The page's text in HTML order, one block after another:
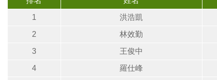
1 洪浩凱
2 林效勤
3 王俊中
4 羅仕峰